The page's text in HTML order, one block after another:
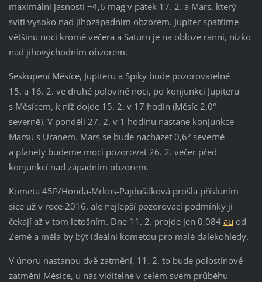
maximální jasnosti −4,6 mag v pátek 17. 2. a Mars, který
svítí vysoko nad jihozápadním obzorem. Jupiter spatříme
většinu noci kromě večera a Saturn je na obloze ranní, nízko
nad jihovýchodním obzorem.
Seskupení Měsíce, Jupiteru a Spiky bude pozorovatelné
15. a 16. 2. ve druhé polovině noci, po konjunkci Jupiteru
s Měsícem, k níž dojde 15. 2. v 17 hodin (Měsíc 2,0°
severně). V pondělí 27. 2. v 1 hodinu nastane konjunkce
Marsu s Uranem. Mars se bude nacházet 0,6° severně
a planety budeme moci pozorovat 26. 2. večer před
konjunkcí nad západním obzorem.
Kometa 45P/Honda-Mrkos-Pajdušáková prošla přísluním
sice už v roce 2016, ale nejlepší pozorovací podmínky ji
čekají až v tom letošním. Dne 11. 2. projde jen 0,084 au od
Země a měla by být ideální kometou pro malé dalekohledy.
V únoru nastanou dvě zatmění, 11. 2. to bude polostínové
zatmění Měsíce, u nás viditelné v celém svém průběhu